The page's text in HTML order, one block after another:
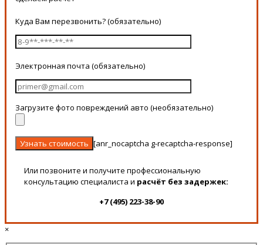
Куда Вам перезвонить? (обязательно)
Электронная почта (обязательно)
Загрузите фото повреждений авто (необязательно)
[anr_nocaptcha g-recaptcha-response]
Или позвоните и получите профессиональную
консультацию специалиста и расчёт без задержек:
+7 (495) 223-38-90
×